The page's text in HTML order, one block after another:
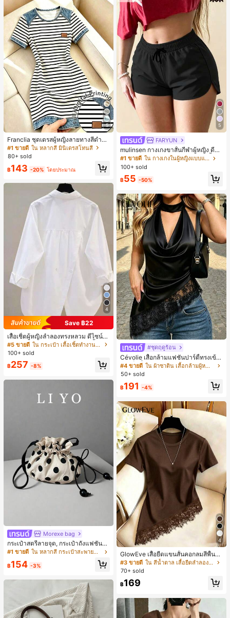
5
Franclia ชุดเดรสผู้หญิงลายทางสีดำขา
วแบบแพตช์เวิร์กเอฟเฟกต์เดนิม สำหรั
บฤดูร้อน รุ่นใหม่ พิมพ์ดิจิทัลลายทางแบ
บไม่เดนิม ดีไซน์นิช แขนสั้น
#1 ขายดี ใน หลากสี มินิเดรสโทนสี
80+ sold
฿143 -20% โดยประมาณ
4
Save ฿22
เสื้อเชิ้ตผู้หญิงลำลองทรงหลวม ดีไซน์ผ่
าหลัง คอปกพับ แขนยาว ผ้าทอสีพื้น กร
ะเป๋าผ่าหน้าติดกระดุม สไตล์เรียบหรูสำ
หรับใส่ไปทำงานและใส่ประจำวัน ฤดูใ
บไม้ผลิ/ใบไม้ร่วง สีขาว ลุคสมาร์ทแคช
#5 ขายดี
ใน กระเป๋า เสื้อเชิ้ตทำงานมีกระเป๋า
100+ sold
฿257 -8%
Morexe bag
กระเป๋าสตรีลายจุด, กระเป๋าถังแฟชั่นแ
บบเชือกรูด, กระเป๋าสะพายไหล่และสะพ
#1 ขายดี ใน หลากสี กระเป๋าสะพายข้างผู้หญิง
฿154 -3%
5
FARYUN
mulinsen กางเกงขาสั้นกีฬาผู้หญิง ดีไซ
น์ปลายเปิด เอวยืดหยุ่น กางเกงขาสั้น
ลำลองกีฬาฤดูร้อน ความยาว 3/4
#1 ขายดี
ใน กางเกงในผู้หญิงแบบแอคทีฟ
100+ sold
฿55 -50%
#ชุดฤดูร้อน
Cévolie เสื้อกล้ามแฟชั่นปาร์ตี้ทรงเข้า
รูป เซ็กซี่ คอเดรป คอคาวล์ จับย่น แต่ง
ลูกไม้ ดีไซน์ต่อผ้า เปิดหลัง แขนกุด
#4 ขายดี
ใน ผ้าซาติน เสื้อกล้ามผู้หญิง & Camis
50+ sold
฿191 -4%
4
GlowEve เสื้อยืดแขนสั้นคอกลมสีพื้นลำ
ลองอเนกประสงค์สำหรับผู้หญิง
#3 ขายดี
ใน สีน้ำตาล เสื้อยืดลำลองพื้นฐาน
70+ sold
฿169